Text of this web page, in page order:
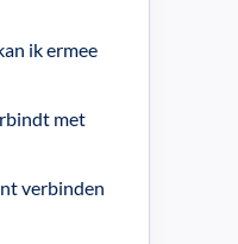
ik ermee
met
verbinden